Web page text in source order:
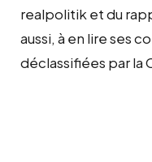
realpolitik et du
aussi, à en lire ses
déclassifiées par la